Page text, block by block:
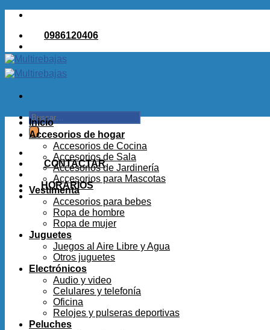
Saltar
contenido0986120406
Buscar
por:
CONTACTAR
HORARIOS
Inicio
Accesorios de hogar
Accesorios de Cocina
Accesorios de Sala
Accesorios de Jardinería
Accesorios para Mascotas
Vestimenta
Accesorios para bebes
Ropa de hombre
Ropa de mujer
Juguetes
Juegos al Aire Libre y Agua
Otros juguetes
Electrónicos
Audio y video
Celulares y telefonía
Oficina
Relojes y pulseras deportivas
Peluches